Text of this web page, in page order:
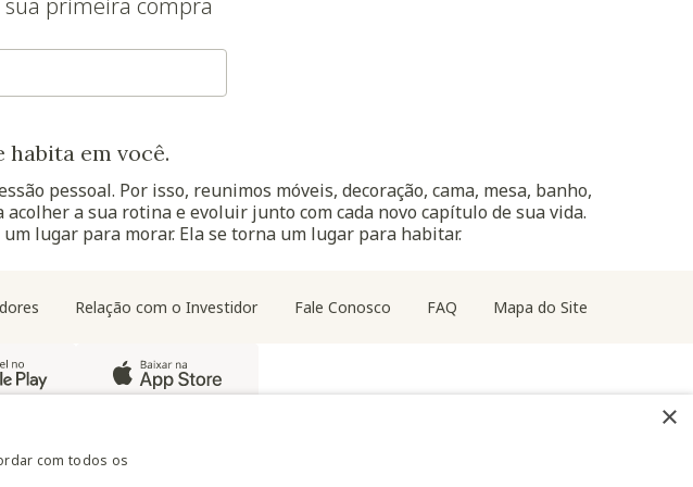
habita em você.
pessoal. Por isso, reunimos móveis, decoração, cama, mesa, banho,
a sua rotina e evoluir junto com cada novo capítulo de sua vida.
lugar para morar. Ela se torna um lugar para habitar.
Relação com o Investidor Fale Conosco FAQ Mapa do Site
×
com todos os